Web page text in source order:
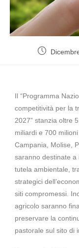
Il “Programma
competitività per la
2027” stanzia oltre
miliardi e 700
Campania, Molise,
saranno destinate
tutela ambientale,
strategici
siti compromessi.
agricolo saranno
preservare la
pastorale sul sito di